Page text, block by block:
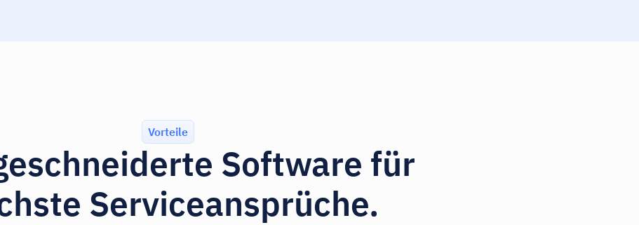
Vorteile
Software für
Serviceansprüche.